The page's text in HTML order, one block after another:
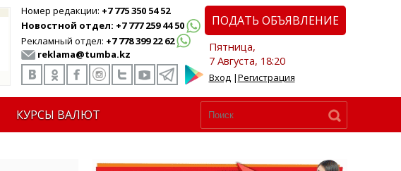
Номер редакции: +7 775 350 54 52
Новостной отдел: +7 777 259 44 50
Рекламный отдел: +7 778 399 22 62
reklama@tumba.kz
ПОДАТЬ ОБЪЯВЛЕНИЕ
Пятница,
7 Августа, 18:20
Вход|Регистрация
КУРСЫ ВАЛЮТ